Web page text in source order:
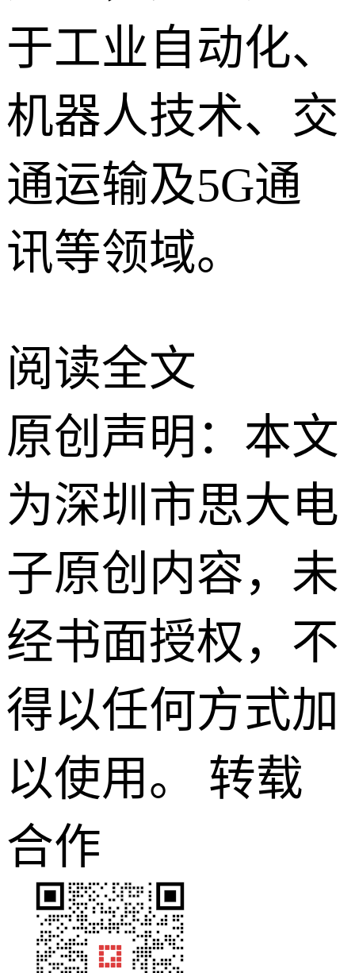
于工业自动化、
机器人技术、交
通运输及5G通
讯等领域。
阅读全文
原创声明：本文
为深圳市思大电
子原创内容，未
经书面授权，不
得以任何方式加
以使用。 转载
合作